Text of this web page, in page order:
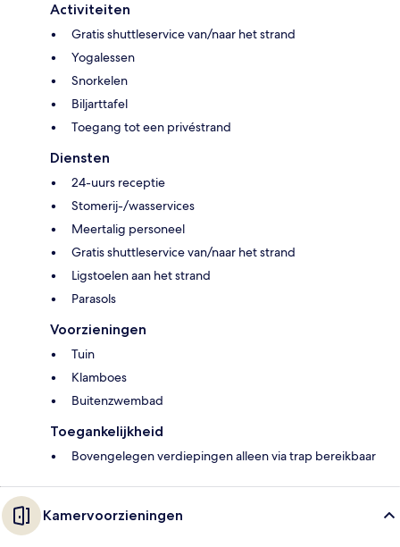
Activiteiten
Gratis shuttleservice van/naar het strand
Yogalessen
Snorkelen
Biljarttafel
Toegang tot een privéstrand
Diensten
24-uurs receptie
Stomerij-/wasservices
Meertalig personeel
Gratis shuttleservice van/naar het strand
Ligstoelen aan het strand
Parasols
Voorzieningen
Tuin
Klamboes
Buitenzwembad
Toegankelijkheid
Bovengelegen verdiepingen alleen via trap bereikbaar
Kamervoorzieningen